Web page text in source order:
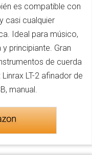
es compatible con
casi cualquier
Ideal para músico,
principiante. Gran
de cuerda
LT-2 afinador de
manual.